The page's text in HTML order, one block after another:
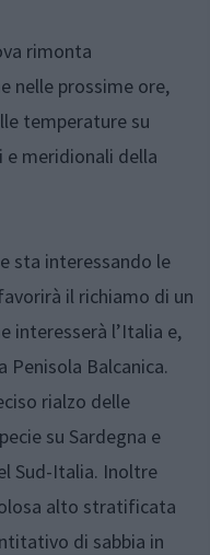
rimonta
nelle prossime ore,
temperature su
e meridionali della
sta interessando le
il richiamo di un
interesserà l’Italia e,
Balcanica.
rialzo delle
su Sardegna e
Sud-Italia. Inoltre
alto stratificata
di sabbia in